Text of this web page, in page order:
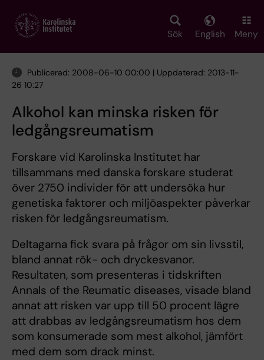
main
Sök English Meny
Publicerad: 2008-06-10 00:00 | Uppdaterad: 2013-11-
26 10:27
Alkohol kan minska risken för
ledgångsreumatism
Forskare vid Karolinska Institutet har
tillsammans med danska forskare studerat
över 2750 individer för att undersöka hur
genetiska faktorer och miljöaspekter påverkar
risken för ledgångsreumatism.
Deltagarna fick svara på frågor om sin livsstil,
bland annat rök- och dryckesvanor.
Resultaten, som presenteras i tidskriften
Annals of the Reumatic diseases, visade bland
annat att risken var upp till 50 procent lägre
att drabbas av ledgångsreumatism hos dem
som konsumerade som mest alkohol, jämfört
med dem som drack minst.